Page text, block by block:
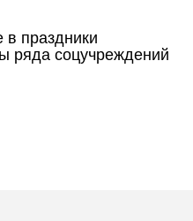
праздники
ряда соцучреждений